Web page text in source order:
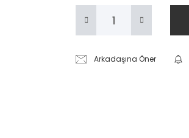
Arkadaşına Öner